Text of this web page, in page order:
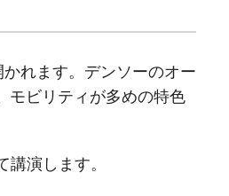
れます。デンソーのオー
モビリティが多めの特色
演します。